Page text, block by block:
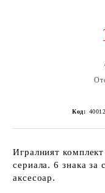
Код:
Игралният
сериала. 6 знака за
аксесоар.